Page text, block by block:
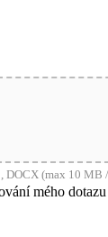
DOCX (max 10 MB
mého dotazu